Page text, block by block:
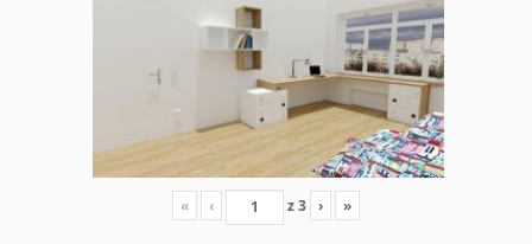
« ‹ z3 › »